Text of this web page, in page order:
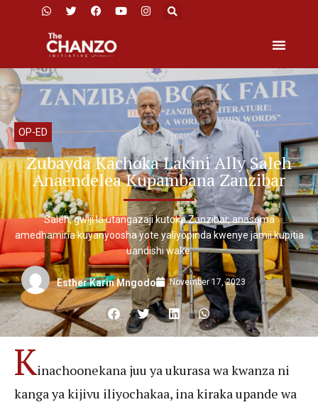
OP-ED
Zubayda Kachoka Lakini Ally Saleh
Anaendelea Kupambana Zanzibar
Saleh, gwiji la utangazaji kutoka Zanzibar, anasema
amedhamiria kuyanyoosha yote yaliyopinda kwenye jamii kupitia
uandishi wake.
Esther Karin Mngodo November 17, 2023
Kinachoonekana juu ya ukurasa wa kwanza ni
kanga ya kijivu iliyochakaa, ina kiraka upande wa